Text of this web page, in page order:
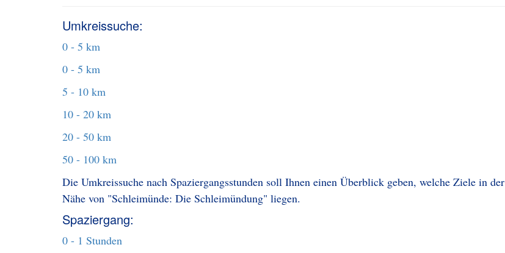
Umkreissuche:
0 - 5 km
0 - 5 km
5 - 10 km
10 - 20 km
20 - 50 km
50 - 100 km
Die Umkreissuche nach Spaziergangsstunden soll Ihnen einen Überblick geben, welche Ziele in der
Nähe von "Schleimünde: Die Schleimündung" liegen.
Spaziergang:
0 - 1 Stunden